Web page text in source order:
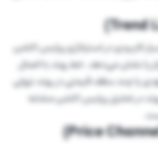
کاربردی در استراتژی پرایس اکشن
را نشان می‌دهد. خط روند با اتصال
یا چند سقف قیمتی در روند نزولی
در تحلیل پرایس اکشن مشابه